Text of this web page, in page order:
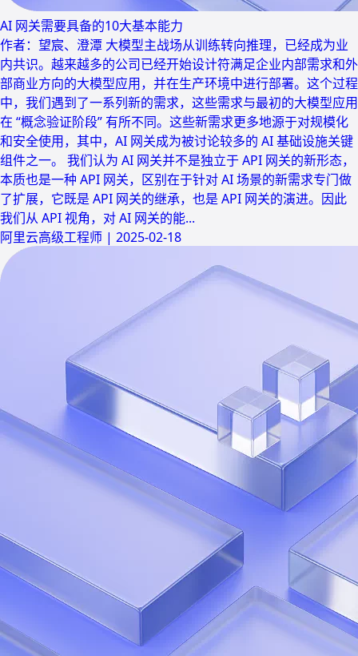
AI 网关需要具备的10大基本能力
作者：望宸、澄潭 大模型主战场从训练转向推理，已经成为业
内共识。越来越多的公司已经开始设计符满足企业内部需求和外
部商业方向的大模型应用，并在生产环境中进行部署。这个过程
中，我们遇到了一系列新的需求，这些需求与最初的大模型应用
在 “概念验证阶段” 有所不同。这些新需求更多地源于对规模化
和安全使用，其中，AI 网关成为被讨论较多的 AI 基础设施关键
组件之一。 我们认为 AI 网关并不是独立于 API 网关的新形态，
本质也是一种 API 网关，区别在于针对 AI 场景的新需求专门做
了扩展，它既是 API 网关的继承，也是 API 网关的演进。因此
我们从 API 视角，对 AI 网关的能...
阿里云高级工程师 | 2025-02-18